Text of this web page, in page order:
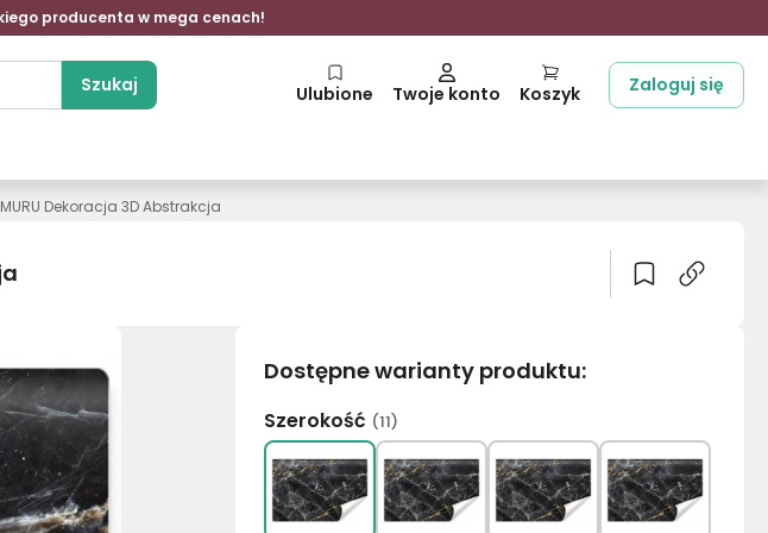
producenta w mega cenach!
Szukaj Ulubione Twoje konto Koszyk Zaloguj się
Dekoracja 3D Abstrakcja
Dostępne warianty produktu:
Szerokość (11)